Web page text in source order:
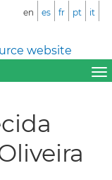
website
en es fr pt it